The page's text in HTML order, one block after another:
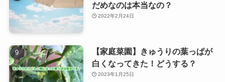
だめなのは本当なの？
2022年2月24日
【家庭菜園】きゅうりの葉っぱが
白くなってきた！どうする？
2023年1月25日